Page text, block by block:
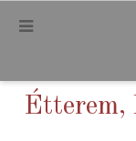
.
Étterem,